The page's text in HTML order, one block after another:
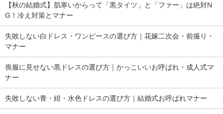
【秋の結婚式】肌寒いからって「黒タイツ」と「ファー」は絶対N
G！冷え対策とマナー
失敗しない白ドレス・ワンピースの選び方｜花嫁二次会・前撮り・
マナー
喪服に見せない黒ドレスの選び方｜かっこいいお呼ばれ・成人式マ
ナー
失敗しない青・紺・水色ドレスの選び方｜結婚式お呼ばれマナー